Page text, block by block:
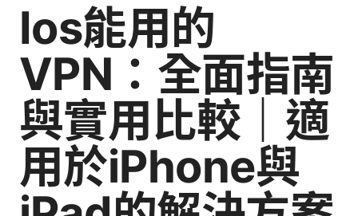
Ios能用的
VPN：全面指南
與實用比較｜適
用於iPhone與